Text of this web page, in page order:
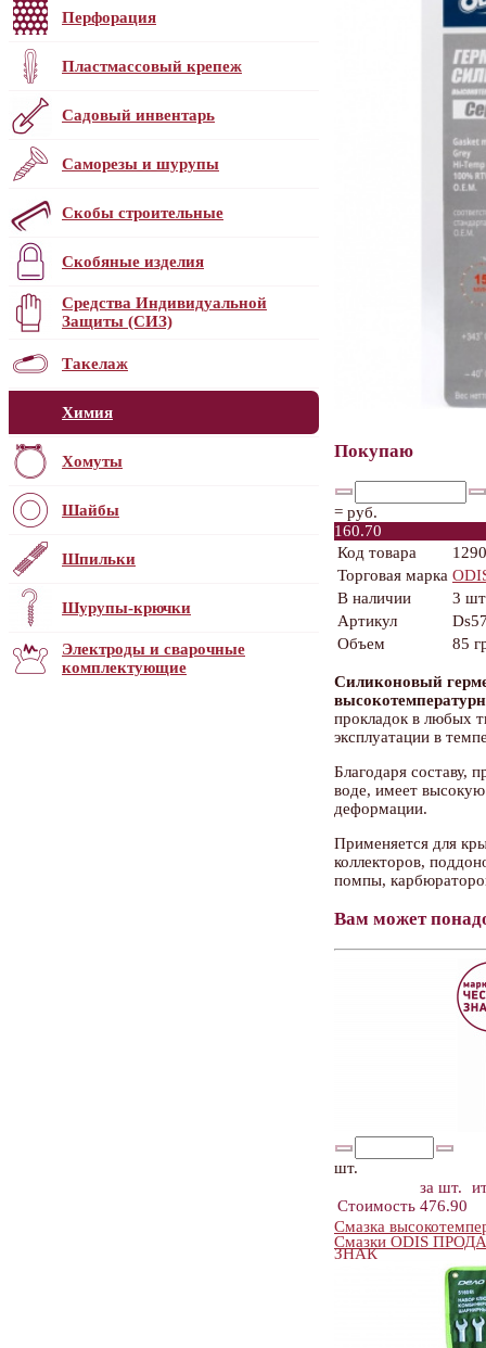
Перфорация
Пластмассовый крепеж
Садовый инвентарь
Саморезы и шурупы
Скобы строительные
Скобяные изделия
Средства Индивидуальной
Защиты (СИЗ)
Такелаж
Химия
Хомуты
Шайбы
Шпильки
Шурупы-крючки
Электроды и сварочные
комплектующие
Покупаю
= руб.
160.70
Код товара
Торговая марка
В наличии
3
Артикул
Объем
85
Силиконовый
прокладок в любых
эксплуатации в
Благодаря составу,
воде, имеет
деформации.
Применяется для
коллекторов,
помпы,
Вам может
шт.
за шт.
Стоимость 476.90
Смазка
Смазки ODIS
ЗНАК